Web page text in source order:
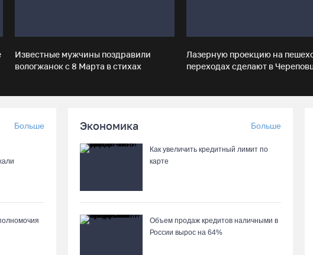
Известные мужчины поздравили
вологжанок с 8 Марта в стихах
Лазерную проекцию на
переходах сделают в
Больше Экономика Больше
Как увеличить кредитный лимит по
карте
Объем продаж кредитов наличными в
России вырос на 64%